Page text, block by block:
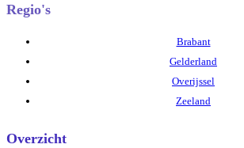
Regio's
Brabant
Gelderland
Overijssel
Zeeland
Overzicht